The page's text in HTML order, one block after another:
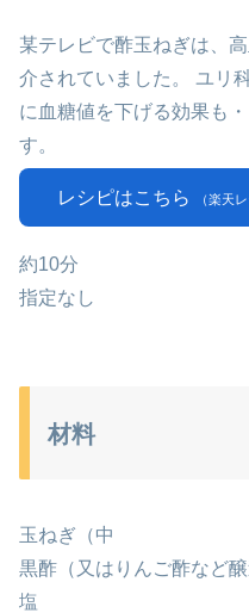
某テレビで酢玉ねぎは、
介されていました。 ユリ
に血糖値を下げる効果も
す。
レシピはこちら （楽天
約10分
指定なし
材料
玉ねぎ（中
黒酢（又はりんご酢など
塩